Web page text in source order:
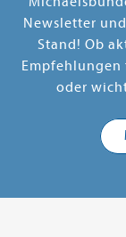
Newsletter
Stand! Ob
Empfehlungen
oder